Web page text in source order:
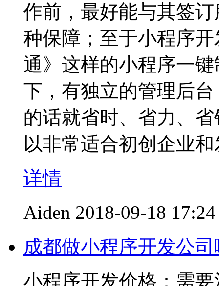
作前，最好能与其签
种保障；至于小程序
通》这样的小程序一
下，有独立的管理后
的话就省时、省力、
以非常适合初创企业
详情
Aiden 2018-09-18 17:24
成都做小程序开发公
小程序开发价格：需